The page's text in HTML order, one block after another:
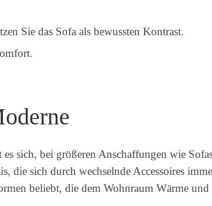
Sie das Sofa als bewussten Kontrast.
sich, bei größeren Anschaffungen wie
die sich durch wechselnde Accessoires
beliebt, die dem Wohnraum Wärme und